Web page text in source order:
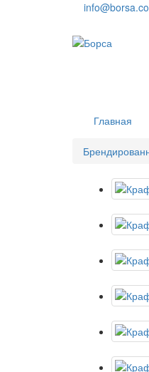
Главная